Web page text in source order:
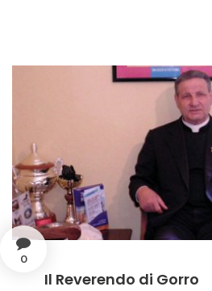
0
Il Reverendo di Gorro